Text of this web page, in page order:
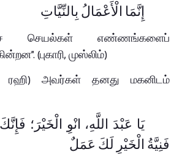
إِنَّمَا الْأَعْمَالُ بِالنِّيَّاتِ
செயல்கள் எண்ணங்களைப்
(புகாரி, முஸ்லிம்)
அவர்கள் தனது மகனிடம்
يَا عَبْدَ اللَّهِ، انْوِ الْخَيْرَ؛
فَنِيَّةُ الْخَيْرِ لَكَ عَمَلٌ